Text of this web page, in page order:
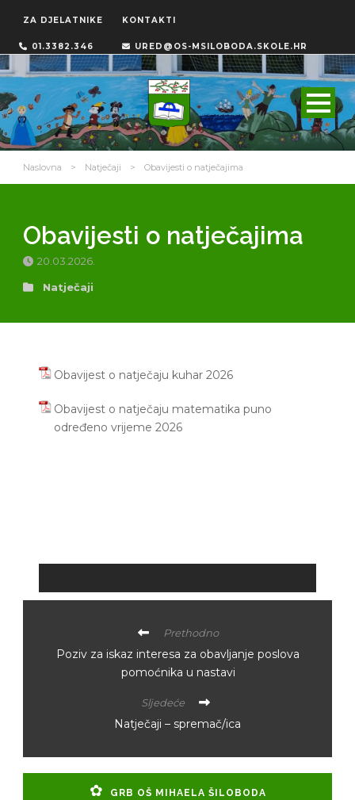
ZA DJELATNIKE KONTAKTI
01.3382.346 URED@OS-MSILOBODA.SKOLE.HR
Naslovna > Natječaji > Obavijesti o natječajima
Obavijesti o natječajima
20.03.2026.
Natječaji
Obavijest o natječaju kuhar 2026
Obavijest o natječaju matematika puno
određeno vrijeme 2026
Prethodno
Poziv za iskaz interesa za obavljanje poslova
pomoćnika u nastavi
Sljedeće
Natječaji – spremač/ica
GRB OŠ MIHAELA ŠILOBODA